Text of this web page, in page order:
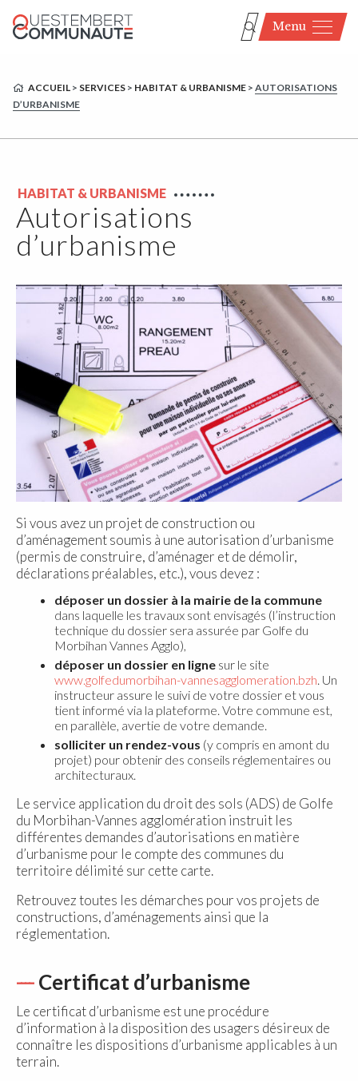
Menu
ACCUEIL > SERVICES > HABITAT & URBANISME > AUTORISATIONS
D’URBANISME
HABITAT & URBANISME
Autorisations
d’urbanisme
Si vous avez un projet de construction ou
d’aménagement soumis à une autorisation d’urbanisme
(permis de construire, d’aménager et de démolir,
déclarations préalables, etc.), vous devez :
déposer un dossier à la mairie de la commune
dans laquelle les travaux sont envisagés (l’instruction
technique du dossier sera assurée par Golfe du
Morbihan Vannes Agglo),
déposer un dossier en ligne sur le site
www.golfedumorbihan-vannesagglomeration.bzh. Un
instructeur assure le suivi de votre dossier et vous
tient informé via la plateforme. Votre commune est,
en parallèle, avertie de votre demande.
solliciter un rendez-vous (y compris en amont du
projet) pour obtenir des conseils réglementaires ou
architecturaux.
Le service application du droit des sols (ADS) de Golfe
du Morbihan-Vannes agglomération instruit les
différentes demandes d’autorisations en matière
d’urbanisme pour le compte des communes du
territoire délimité sur cette carte.
Retrouvez toutes les démarches pour vos projets de
constructions, d’aménagements ainsi que la
réglementation.
Certificat d’urbanisme
Le certificat d’urbanisme est une procédure
d’information à la disposition des usagers désireux de
connaître les dispositions d’urbanisme applicables à un
terrain.